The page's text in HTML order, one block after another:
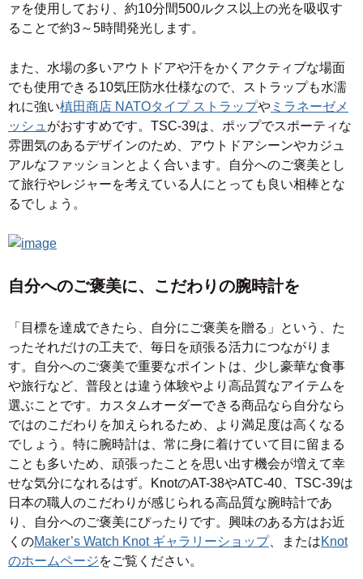
ァを使用しており、約10分間500ルクス以上の光を吸収す
ることで約3～5時間発光します。
また、水場の多いアウトドアや汗をかくアクティブな場面
でも使用できる10気圧防水仕様なので、ストラップも水濡
れに強い槙田商店 NATOタイプ ストラップや ミラネーゼメ
ッシュ がおすすめです。TSC-39は、ポップでスポーティな
雰囲気のあるデザインのため、アウトドアシーンやカジュ
アルなファッションとよく合います。自分へのご褒美とし
て旅行やレジャーを考えている人にとっても良い相棒とな
るでしょう。
自分へのご褒美に、こだわりの腕時計を
「目標を達成できたら、自分にご褒美を贈る」という、た
ったそれだけの工夫で、毎日を頑張る活力につながりま
す。自分へのご褒美で重要なポイントは、少し豪華な食事
や旅行など、普段とは違う体験やより高品質なアイテムを
選ぶことです。カスタムオーダーできる商品なら自分なら
ではのこだわりを加えられるため、より満足度は高くなる
でしょう。特に腕時計は、常に身に着けていて目に留まる
ことも多いため、頑張ったことを思い出す機会が増えて幸
せな気分になれるはず。KnotのAT-38やATC-40、TSC-39は
日本の職人のこだわりが感じられる高品質な腕時計であ
り、自分へのご褒美にぴったりです。興味のある方はお近
くのMaker’s Watch Knot ギャラリーショップ、またはKnot
のホームページをご覧ください。